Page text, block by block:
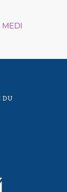
MEDI
DU